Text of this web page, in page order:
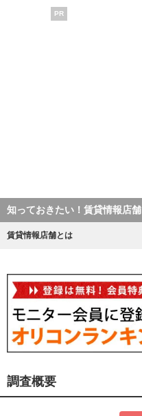
PR
知っておきたい！賃貸情報店舗
賃貸情報店舗とは
調査概要